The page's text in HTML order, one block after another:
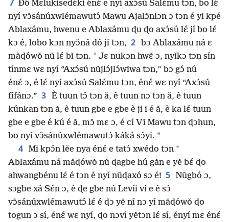
Ðó Mɛlukisedɛ́ki énɛ́ e nyí axɔ́sú Salɛ́mu tɔn, bo lɛ́
nyí vɔ̌sánúxwlémawutɔ́ Mawu Ajalɔ̌nlɔn ɔ tɔn é yi kpé
Ablaxámu, hwenu e Ablaxámu ɖu ɖo axɔ́sú lɛ́ jí bo lɛ́
kɔ é, lobo kɔn nyɔ̌ná dó jǐ tɔn, 2
bɔ Ablaxámu ná ɛ
mǎɖówǒ nǔ lɛ́ bǐ tɔn. * Jɛ nukɔn hwɛ̌ ɔ, nyǐkɔ tɔn sín
tínmɛ wɛ nyí “Axɔ́sú nǔjlɔ́jlɔ́wiwa tɔn,” bɔ gɔ́ nú
énɛ́ ɔ, é lɛ́ nyí axɔ́sú Salɛ́mu tɔn, énɛ́ wɛ nyí “Axɔ́sú
fífánɔ.” 3 È tuun tɔ́ tɔn ǎ, è tuun nɔ tɔn ǎ, è tuun
kúnkan tɔn ǎ, è tuun gbe e gbe è ji i é ǎ, è ka lɛ́ tuun
gbe e gbe é kú é ǎ, mɔ̌ mɛ ɔ, é cí Vǐ Mawu tɔn ɖɔhun,
bo nyí vɔ̌sánúxwlémawutɔ́ káká sɔ́yi. *
4 Mi kpɔ́n lěe nya énɛ́ e tatɔ́ xwédo tɔn *
Ablaxámu ná mǎɖówǒ nǔ ɖagbe hú gǎn e yě bɛ́ ɖo
ahwangbénu lɛ́ é tɔn é nyí nǔɖaxó sɔ é! 5 Nǔgbó ɔ,
sɔgbe xá Sɛ́n ɔ, è ɖe gbe nú Levíi ví e è sɔ́
vɔ̌sánúxwlémawutɔ́ lɛ́ é ɖɔ yě ní nɔ yí mǎɖówǒ ɖo
togun ɔ sí, énɛ́ wɛ nyí, ɖo nɔví yětɔn lɛ́ sí, ényí mɛ énɛ́